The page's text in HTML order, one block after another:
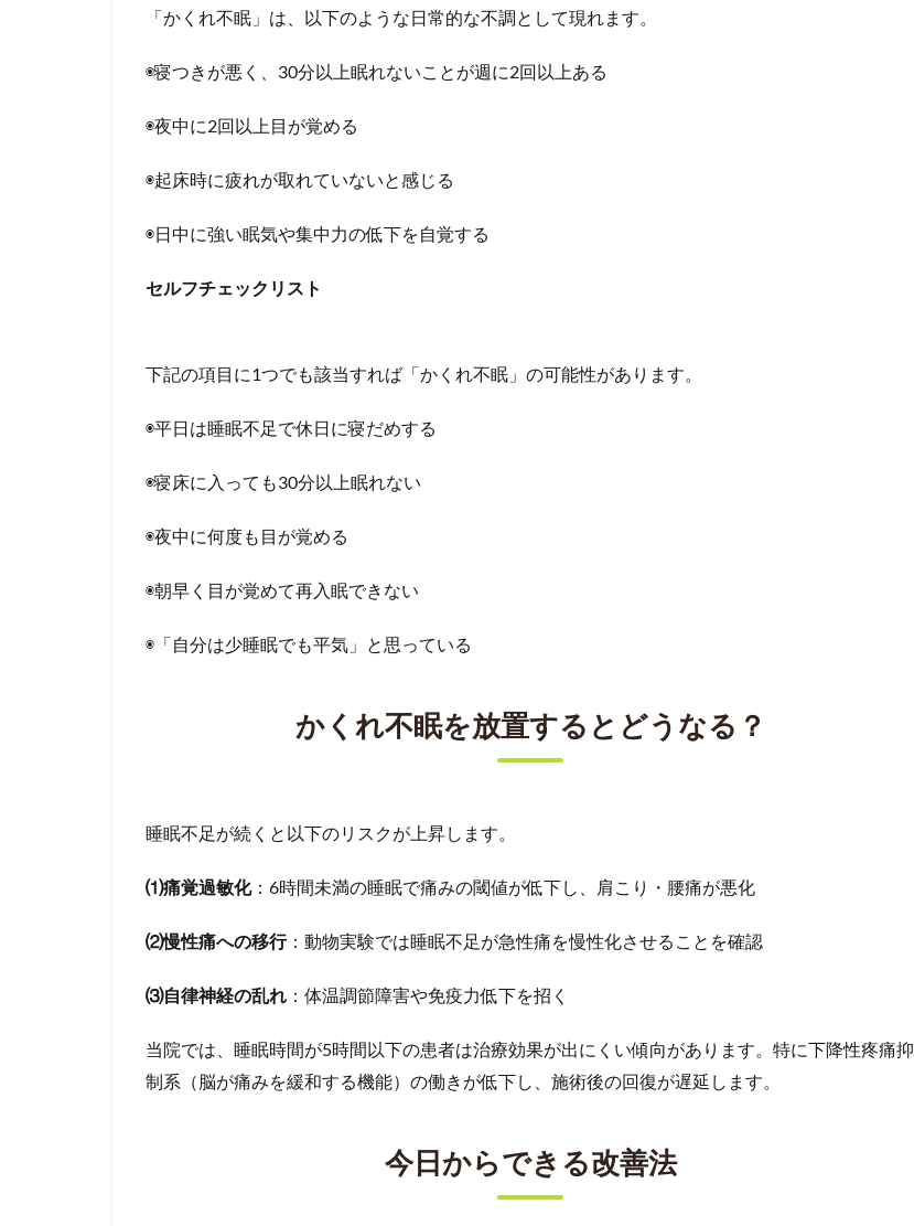
「かくれ不眠」は、以下のような日常的な不調として現れます。
◉寝つきが悪く、30分以上眠れないことが週に2回以上ある
◉夜中に2回以上目が覚める
◉起床時に疲れが取れていないと感じる
◉日中に強い眠気や集中力の低下を自覚する
セルフチェックリスト
下記の項目に1つでも該当すれば「かくれ不眠」の可能性があります。
◉平日は睡眠不足で休日に寝だめする
◉寝床に入っても30分以上眠れない
◉夜中に何度も目が覚める
◉朝早く目が覚めて再入眠できない
◉「自分は少睡眠でも平気」と思っている
かくれ不眠を放置するとどうなる？
睡眠不足が続くと以下のリスクが上昇します。
⑴痛覚過敏化：6時間未満の睡眠で痛みの閾値が低下し、肩こり・腰痛が悪化
⑵慢性痛への移行：動物実験では睡眠不足が急性痛を慢性化させることを確認
⑶自律神経の乱れ ：体温調節障害や免疫力低下を招く
当院では、睡眠時間が5時間以下の患者は治療効果が出にくい傾向があります。特に下降性疼痛抑
制系（脳が痛みを緩和する機能）の働きが低下し、施術後の回復が遅延します。
今日からできる改善法